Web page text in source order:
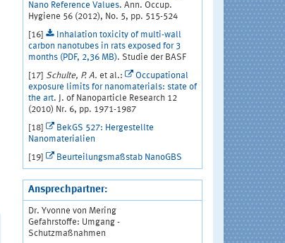
Nano Reference Values. Ann. Occup.
Hygiene 56 (2012), No. 5, pp. 515-524
[16]
Inhalation toxicity of multi-wall
carbon nanotubes in rats exposed for 3
months (PDF, 2,36 MB). Studie der BASF
[17] Schulte, P. A. et al.:
Occupational
exposure limits for nanomaterials: state of
the art. J. of Nanoparticle Research 12
(2010) Nr. 6, pp. 1971-1987
[18]
BekGS 527: Hergestellte
Nanomaterialien
[19]
Beurteilungsmaßstab NanoGBS
Ansprechpartner:
Dr. Yvonne von Mering
Gefahrstoffe: Umgang -
Schutzmaßnahmen